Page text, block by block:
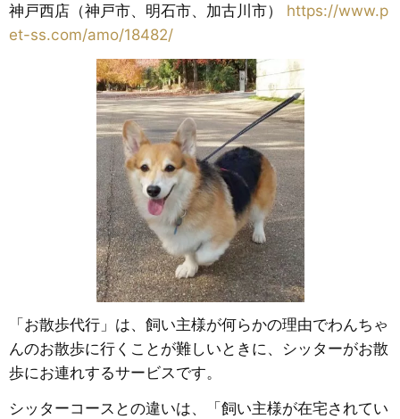
神戸西店（神戸市、明石市、加古川市） https://www.p
et-ss.com/amo/18482/
「お散歩代行」は、飼い主様が何らかの理由でわんちゃ
んのお散歩に行くことが難しいときに、シッターがお散
歩にお連れするサービスです。
シッターコースとの違いは、「飼い主様が在宅されてい